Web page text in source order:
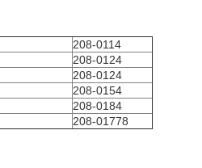
208-0114
208-0124
208-0124
208-0154
208-0184
208-01778